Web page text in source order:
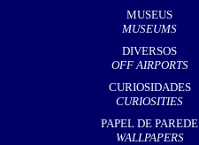
MUSEUS
MUSEUMS
DIVERSOS
OFF AIRPORTS
CURIOSIDADES
CURIOSITIES
PAPEL DE PAREDE
WALLPAPERS